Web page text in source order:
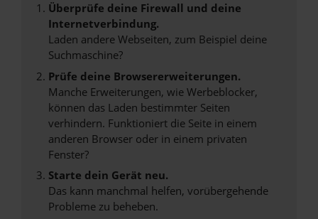
Überprüfe deine Firewall und deine
Internetverbindung.
Laden andere Webseiten, zum Beispiel deine
Suchmaschine?
Prüfe deine Browsererweiterungen.
Manche Erweiterungen, wie Werbeblocker,
können das Laden bestimmter Seiten
verhindern. Funktioniert die Seite in einem
anderen Browser oder in einem privaten
Fenster?
Starte dein Gerät neu.
Das kann manchmal helfen, vorübergehende
Probleme zu beheben.